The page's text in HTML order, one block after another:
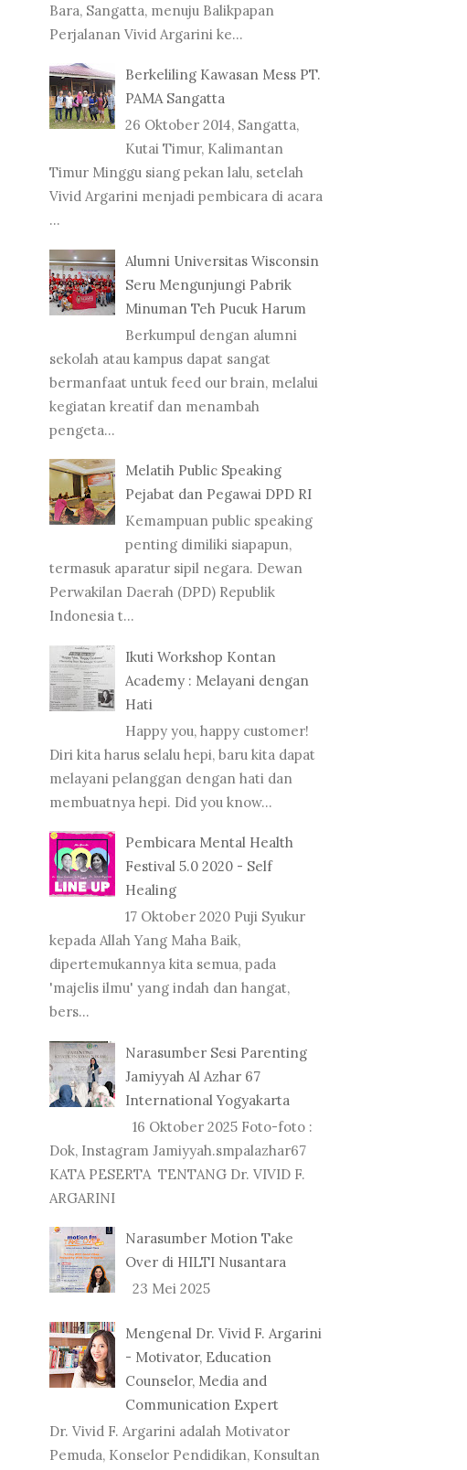
Bara, Sangatta, menuju Balikpapan
Perjalanan Vivid Argarini ke...
Berkeliling Kawasan Mess PT.
PAMA Sangatta
26 Oktober 2014, Sangatta,
Kutai Timur, Kalimantan
Timur Minggu siang pekan lalu, setelah
Vivid Argarini menjadi pembicara di acara
...
Alumni Universitas Wisconsin
Seru Mengunjungi Pabrik
Minuman Teh Pucuk Harum
Berkumpul dengan alumni
sekolah atau kampus dapat sangat
bermanfaat untuk feed our brain, melalui
kegiatan kreatif dan menambah
pengeta...
Melatih Public Speaking
Pejabat dan Pegawai DPD RI
Kemampuan public speaking
penting dimiliki siapapun,
termasuk aparatur sipil negara. Dewan
Perwakilan Daerah (DPD) Republik
Indonesia t...
Ikuti Workshop Kontan
Academy : Melayani dengan
Hati
Happy you, happy customer!
Diri kita harus selalu hepi, baru kita dapat
melayani pelanggan dengan hati dan
membuatnya hepi. Did you know...
Pembicara Mental Health
Festival 5.0 2020 - Self
Healing
17 Oktober 2020 Puji Syukur
kepada Allah Yang Maha Baik,
dipertemukannya kita semua, pada
'majelis ilmu' yang indah dan hangat,
bers...
Narasumber Sesi Parenting
Jamiyyah Al Azhar 67
International Yogyakarta
16 Oktober 2025 Foto-foto :
Dok, Instagram Jamiyyah.smpalazhar67
KATA PESERTA TENTANG Dr. VIVID F.
ARGARINI
Narasumber Motion Take
Over di HILTI Nusantara
23 Mei 2025
Mengenal Dr. Vivid F. Argarini
- Motivator, Education
Counselor, Media and
Communication Expert
Dr. Vivid F. Argarini adalah Motivator
Pemuda, Konselor Pendidikan, Konsultan